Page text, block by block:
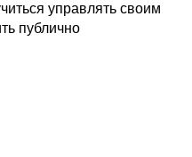
управлять своим
публично